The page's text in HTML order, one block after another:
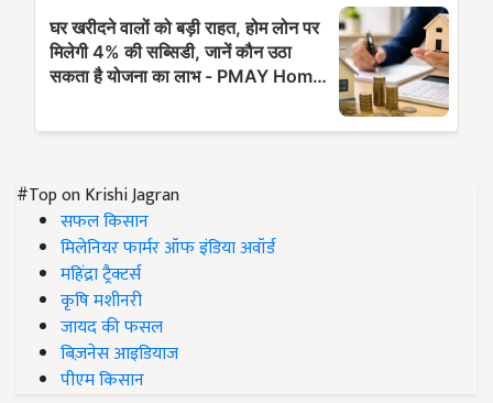
#Top on Krishi Jagran
सफल किसान
मिलेनियर फार्मर ऑफ इंडिया अवॉर्ड
महिंद्रा ट्रैक्टर्स
कृषि मशीनरी
जायद की फसल
बिज़नेस आइडियाज
पीएम किसान